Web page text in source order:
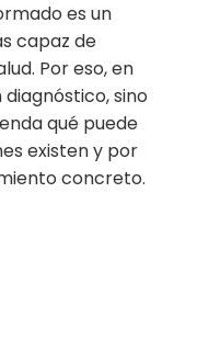
es un
capaz de
Por eso, en
sino
qué puede
existen y por
concreto.